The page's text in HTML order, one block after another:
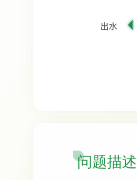
问题描述